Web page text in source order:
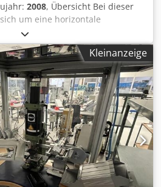
2008, Übersicht Bei dieser
um eine horizontale
)Presse für ganze oder entrappte
(Nikolaj Šraml s.p., Podnanos,
Die Presse besteht vollständig
dem Start ein
Pressprogramm durch:
die beiden perforierten
eingefüllt; eine interne Membran
auf, um den Saft bei
Druck zu extrahieren, und der
den Stufen, um den
nächsten Ablasszyklus
Der Saft fließt in eine mit
Kleinanzeige